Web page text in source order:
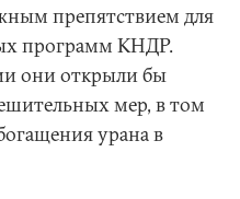
препятствием для
программ КНДР.
они открыли бы
мер, в том
урана в